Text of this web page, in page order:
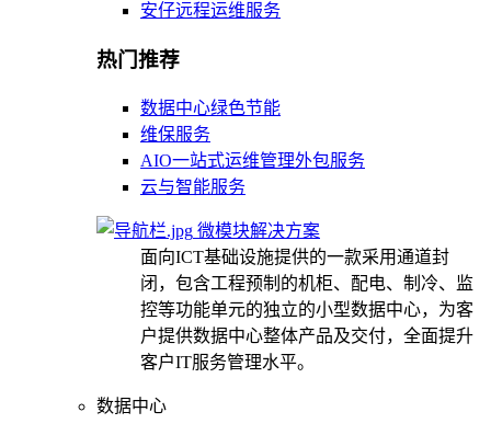
安仔远程运维服务
热门推荐
数据中心绿色节能
维保服务
AIO一站式运维管理外包服务
云与智能服务
微模块解决方案
面向ICT基础设施提供的一款采用通道封
闭，包含工程预制的机柜、配电、制冷、监
控等功能单元的独立的小型数据中心，为客
户提供数据中心整体产品及交付，全面提升
客户IT服务管理水平。
数据中心